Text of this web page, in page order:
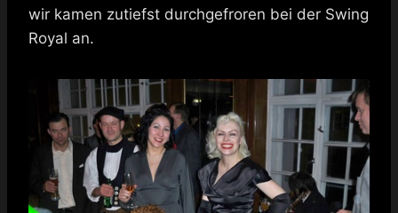
wir kamen zutiefst durchgefroren bei der Swing
Royal an.